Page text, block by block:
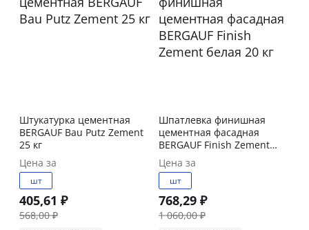
Штукатурка цементная
BERGAUF Bau Putz Zement
25 кг
Цена за
шт
405,61 ₽
568,00 ₽
Шпатлевка финишная
цементная фасадная
BERGAUF Finish Zement
белая 20 кг
Цена за
шт
768,29 ₽
1 060,00 ₽